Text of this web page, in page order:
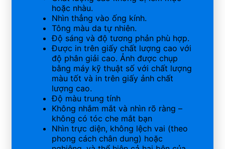
hoặc nhàu.
Nhìn thẳng vào ống kính.
Tông màu da tự nhiên.
Độ sáng và độ tương phản phù hợp.
Được in trên giấy chất lượng cao với
độ phân giải cao. Ảnh được chụp
bằng máy kỹ thuật số với chất lượng
màu tốt và in trên giấy ảnh chất
lượng cao.
Độ màu trung tính
Không nhắm mắt và nhìn rõ ràng –
không có tóc che mắt bạn
Nhìn trực diện, không lệch vai (theo
phong cách chân dung) hoặc